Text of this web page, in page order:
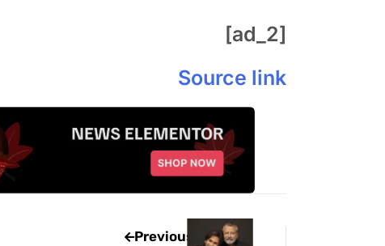
[ad_2]
Source link
Previous